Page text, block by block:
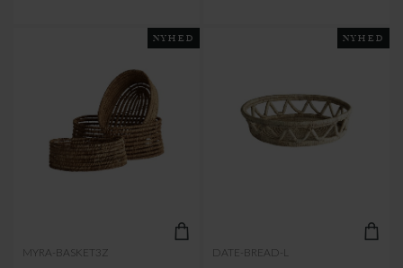
NYHED
MYRA-BASKET3Z
NYHED
DATE-BREAD-L